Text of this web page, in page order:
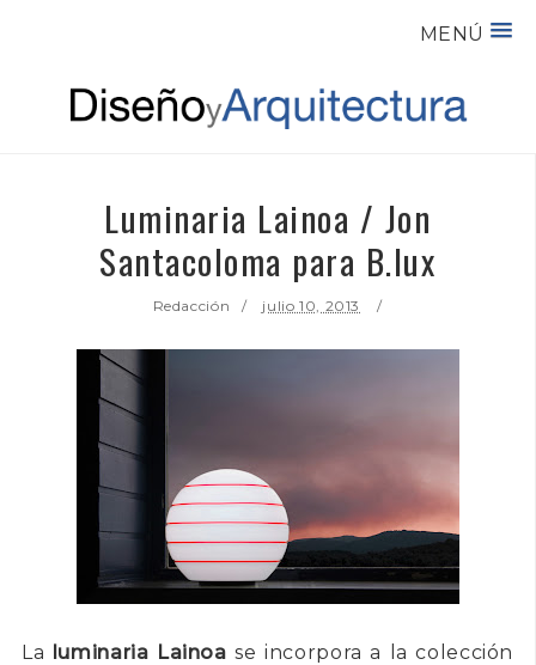
MENÚ
Luminaria Lainoa / Jon
Santacoloma para B.lux
Redacción julio 10, 2013
La luminaria Lainoase incorpora a la colección